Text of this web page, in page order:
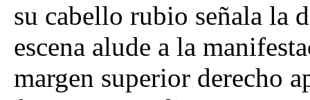
su cabello rubio señala la
escena alude a la
margen superior derecho